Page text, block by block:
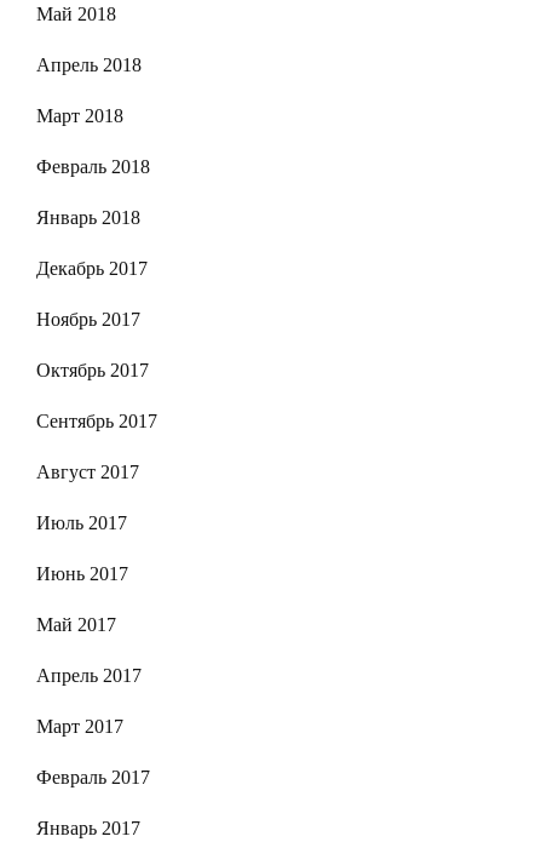
Май 2018
Апрель 2018
Март 2018
Февраль 2018
Январь 2018
Декабрь 2017
Ноябрь 2017
Октябрь 2017
Сентябрь 2017
Август 2017
Июль 2017
Июнь 2017
Май 2017
Апрель 2017
Март 2017
Февраль 2017
Январь 2017